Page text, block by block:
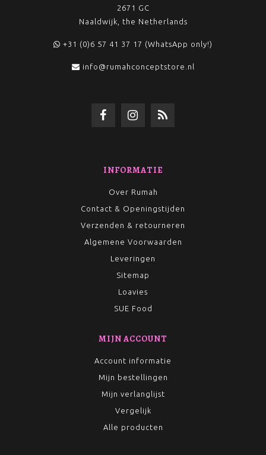
2671 GC
Naaldwijk, the Netherlands
+31 (0)6 57 41 37 17 (WhatsApp only!)
info@rumahconceptstore.nl
INFORMATIE
Over Rumah
Contact & Openingstijden
Verzenden & retourneren
Algemene Voorwaarden
Leveringen
Sitemap
Loavies
SUE Food
MIJN ACCOUNT
Account informatie
Mijn bestellingen
Mijn verlanglijst
Vergelijk
Alle producten